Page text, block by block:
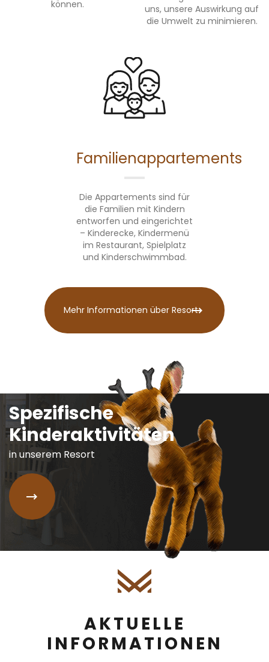
können.
uns, unsere Auswirkung auf
die Umwelt zu minimieren.
Familienappartements
Die Appartements sind für
die Familien mit Kindern
entworfen und eingerichtet
– Kinderecke, Kindermenü
im Restaurant, Spielplatz
und Kinderschwimmbad.
Mehr Informationen über Resort
Spezifische
Kinderaktivitäten
in unserem Resort
AKTUELLE
INFORMATIONEN